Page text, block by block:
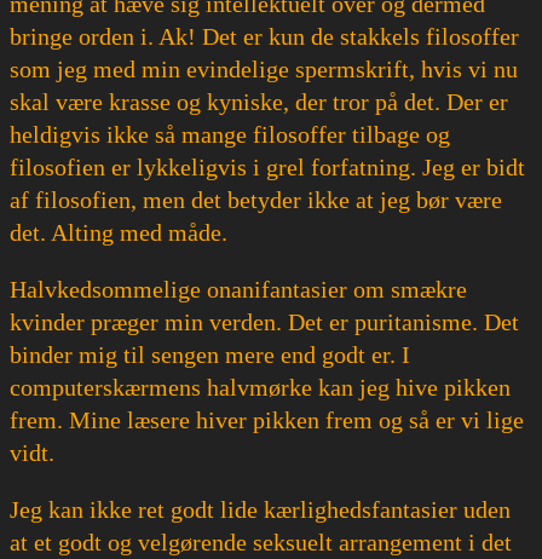
bringe orden i. Ak! Det er kun de stakkels filosoffer
som jeg med min evindelige spermskrift, hvis vi nu
skal være krasse og kyniske, der tror på det. Der er
heldigvis ikke så mange filosoffer tilbage og
filosofien er lykkeligvis i grel forfatning. Jeg er bidt
af filosofien, men det betyder ikke at jeg bør være
det. Alting med måde.
Halvkedsommelige onanifantasier om smækre
kvinder præger min verden. Det er puritanisme. Det
binder mig til sengen mere end godt er. I
computerskærmens halvmørke kan jeg hive pikken
frem. Mine læsere hiver pikken frem og så er vi lige
vidt.
Jeg kan ikke ret godt lide kærlighedsfantasier uden
at et godt og velgørende seksuelt arrangement i det